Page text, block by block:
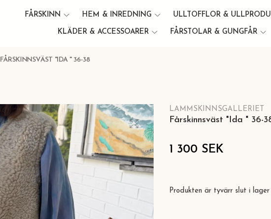
FÅRSKINN HEM & INREDNING ULLTOFFLOR &
KLÄDER & ACCESSOARER FÅRSTOLAR & GUNGFÅR
FÅRSKINNSVÄST "IDA " 36-38
LAMMSKINNSGALLERIET
Fårskinnsväst "Ida " 36-
1 300 SEK
Produkten är tyvärr slut i lager